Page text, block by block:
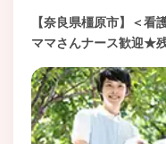
【奈良県橿原市】＜
ママさんナース歓迎★